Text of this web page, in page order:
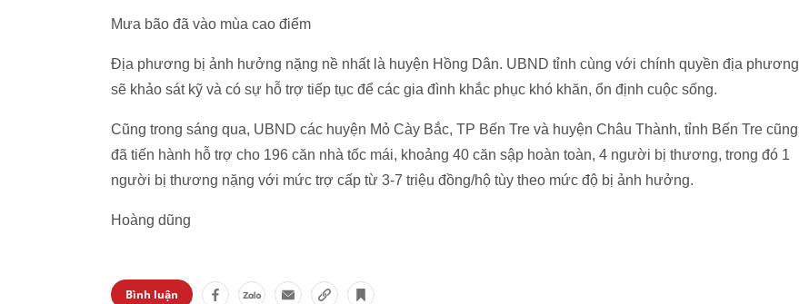
Mưa bão đã vào mùa cao điểm
Địa phương bị ảnh hưởng nặng nề nhất là huyện Hồng Dân. UBND tỉnh cùng với chính quyền địa phương
sẽ khảo sát kỹ và có sự hỗ trợ tiếp tục để các gia đình khắc phục khó khăn, ổn định cuộc sống.
Cũng trong sáng qua, UBND các huyện Mỏ Cày Bắc, TP Bến Tre và huyện Châu Thành, tỉnh Bến Tre cũng
đã tiến hành hỗ trợ cho 196 căn nhà tốc mái, khoảng 40 căn sập hoàn toàn, 4 người bị thương, trong đó 1
người bị thương nặng với mức trợ cấp từ 3-7 triệu đồng/hộ tùy theo mức độ bị ảnh hưởng.
Hoàng dũng
Bình luận